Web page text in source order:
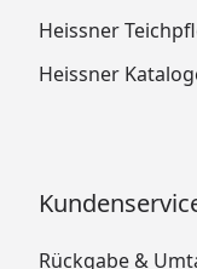
Heissner
Heissner
Rückgabe &